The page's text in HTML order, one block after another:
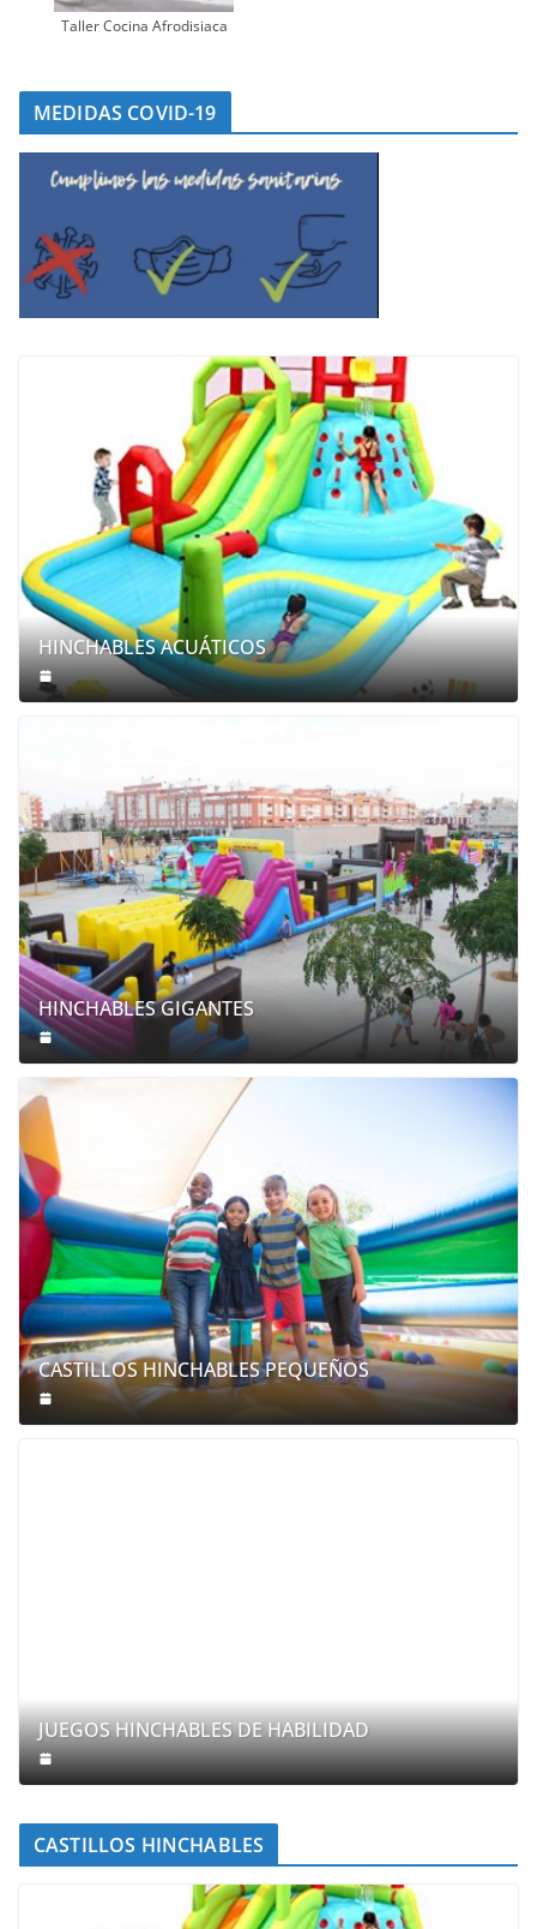
Taller Cocina Afrodisiaca
MEDIDAS COVID-19
HINCHABLES ACUÁTICOS
HINCHABLES GIGANTES
CASTILLOS HINCHABLES PEQUEÑOS
JUEGOS HINCHABLES DE HABILIDAD
CASTILLOS HINCHABLES